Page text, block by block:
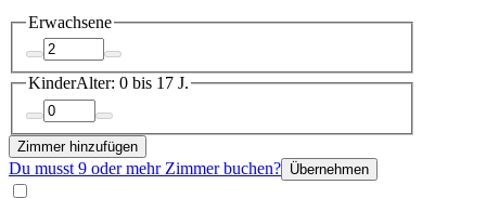
Erwachsene
KinderAlter: 0 bis 17 J.
Zimmer hinzufügen
Du musst 9 oder mehr Zimmer buchen? Übernehmen